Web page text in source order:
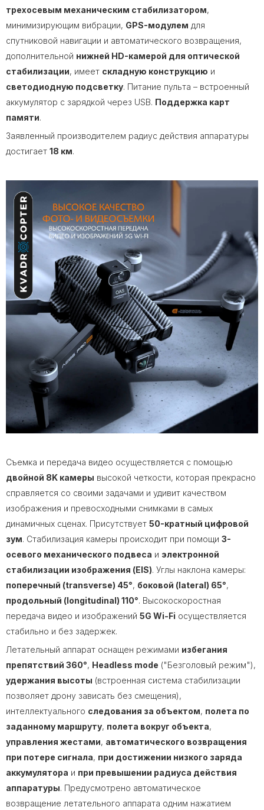
трехосевым механическим стабилизатором,
минимизирующим вибрации, GPS-модулем для
спутниковой навигации и автоматического возвращения,
дополнительной нижней HD-камерой для оптической
стабилизации, имеет складную конструкцию и
светодиодную подсветку. Питание пульта – встроенный
аккумулятор с зарядкой через USB. Поддержка карт
памяти.
Заявленный производителем радиус действия аппаратуры
достигает 18 км.
Съемка и передача видео осуществляется с помощью
двойной 8K камеры высокой четкости, которая прекрасно
справляется со своими задачами и удивит качеством
изображения и превосходными снимками в самых
динамичных сценах. Присутствует 50-кратный цифровой
зум. Стабилизация камеры происходит при помощи 3-
осевого механического подвеса и электронной
стабилизации изображения (EIS). Углы наклона камеры:
поперечный (transverse) 45°, боковой (lateral) 65°,
продольный (longitudinal) 110°. Высокоскоростная
передача видео и изображений 5G Wi-Fi осуществляется
стабильно и без задержек.
Летательный аппарат оснащен режимами избегания
препятствий 360°, Headless mode ("Безголовый режим"),
удержания высоты (встроенная система стабилизации
позволяет дрону зависать без смещения),
интеллектуального следования за объектом, полета по
заданному маршруту, полета вокруг объекта,
управления жестами, автоматического возвращения
при потере сигнала, при достижении низкого заряда
аккумулятора и при превышении радиуса действия
аппаратуры. Предусмотрено автоматическое
возвращение летательного аппарата одним нажатием